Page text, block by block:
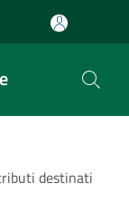
destinati